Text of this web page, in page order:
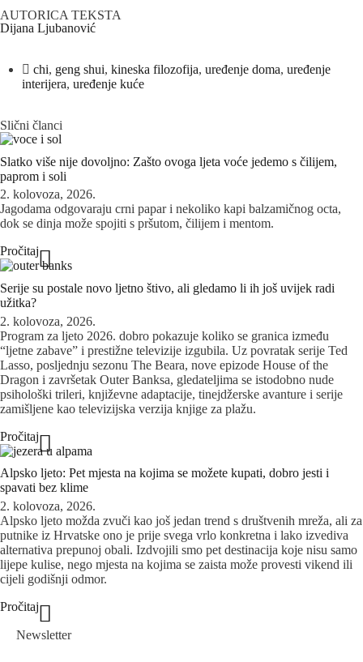
AUTORICA TEKSTA
Dijana Ljubanović
chi, geng shui,kineska filozofija,uređenje doma,uređenje
interijera,uređenje kuće
Slični članci
Slatko više nije dovoljno: Zašto ovoga ljeta voće jedemo s čilijem,
paprom i soli
2. kolovoza, 2026.
Jagodama odgovaraju crni papar i nekoliko kapi balzamičnog octa,
dok se dinja može spojiti s pršutom, čilijem i mentom.
Pročitaj
Serije su postale novo ljetno štivo, ali gledamo li ih još uvijek radi
užitka?
2. kolovoza, 2026.
Program za ljeto 2026. dobro pokazuje koliko se granica između
“ljetne zabave” i prestižne televizije izgubila. Uz povratak serije Ted
Lasso, posljednju sezonu The Beara, nove epizode House of the
Dragon i završetak Outer Banksa, gledateljima se istodobno nude
psihološki trileri, književne adaptacije, tinejdžerske avanture i serije
zamišljene kao televizijska verzija knjige za plažu.
Pročitaj
Alpsko ljeto: Pet mjesta na kojima se možete kupati, dobro jesti i
spavati bez klime
2. kolovoza, 2026.
Alpsko ljeto možda zvuči kao još jedan trend s društvenih mreža, ali za
putnike iz Hrvatske ono je prije svega vrlo konkretna i lako izvediva
alternativa prepunoj obali. Izdvojili smo pet destinacija koje nisu samo
lijepe kulise, nego mjesta na kojima se zaista može provesti vikend ili
cijeli godišnji odmor.
Pročitaj
Newsletter